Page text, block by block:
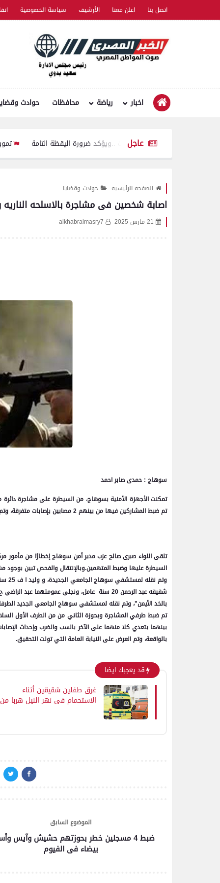
اتصل بنا اعلن معنا الأرشيف سياسة الخصوصية
اخبار رياضة محافظات حوادث
عاجل
الأمنية والارتكازات ..ويؤكد ضرورة اليقظة التامة تموين الفيوم ضبط سيارة نقل
الصفحة الرئيسية حوادث وقضايا
اصابة شخصين فى مشاجرة بالاسلحه
21 مارس 2025 alkhabralmasry7
سوهاج : حمدى صابر احمد
تمكنت الأجهزة الأمنية بسوهاج، من السيطرة على مشاجرة
تم ضبط المشاركين فيها من بينهم 2 مصابين بإصابات متفرقة، وتم نقله للمستشفى.
تلقى اللواء صبرى صالح عزب مدير أمن سوهاج إخطارًا من مأمور
بالخد الأيمن"، وتم نقله لمستشفي سوهاج الجامعي الجديد
تم ضبط طرفي المشاجرة وبحوزة الثاني من من الطرف الأول
بينهما بتعدي كلا منهما على الآخر بالسب والضرب وإحداث
بالواقعة، وتم العرض على النيابة العامة التي تولت التحقيق.
قد يعجبك ايضا
غرق طفلين شقيقين أثناء
الاستحمام في نهر النيل هربا من
الموضوع السابق
ضبط 4 مسجلين خطر بحوزتهم حشيش وآيس
بيضاء فى الفيوم